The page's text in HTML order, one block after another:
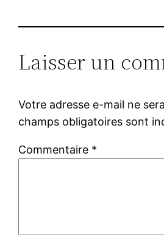
Laisser un
Votre adresse e-mail ne
champs obligatoires sont
Commentaire *